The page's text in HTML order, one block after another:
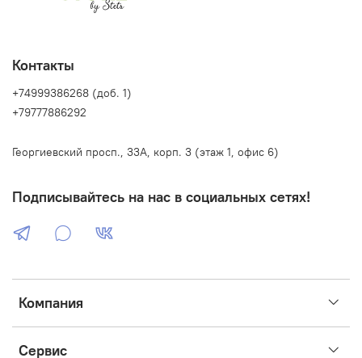
Компания
Сервис
Контакты
+74999386268 (доб. 1)
+79777886292
Георгиевский просп., 33А, корп. 3 (этаж 1, офис 6)
Подписывайтесь на нас в социальных сетях!